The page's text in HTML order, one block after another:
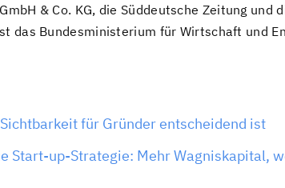
& Co. KG, die Süddeutsche Zeitung und
das Bundesministerium für Wirtschaft und
für Gründer entscheidend ist
Start-up-Strategie: Mehr Wagniskapital,